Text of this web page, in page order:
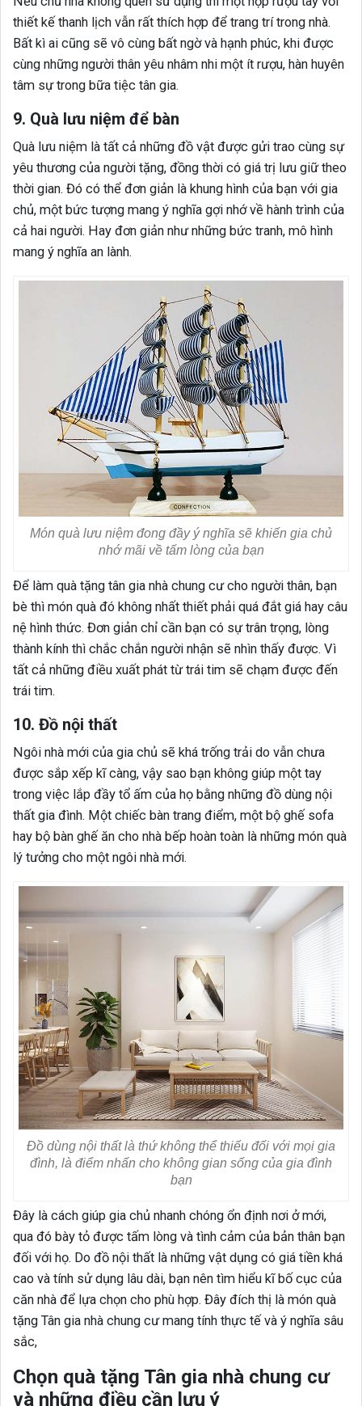
thiết kế thanh lịch vẫn rất thích hợp để trang trí trong nhà.
Bất kì ai cũng sẽ vô cùng bất ngờ và hạnh phúc, khi được
cùng những người thân yêu nhâm nhi một ít rượu, hàn huyên
tâm sự trong bữa tiệc tân gia.
9. Quà lưu niệm để bàn
Quà lưu niệm là tất cả những đồ vật được gửi trao cùng sự
yêu thương của người tặng, đồng thời có giá trị lưu giữ theo
thời gian. Đó có thể đơn giản là khung hình của bạn với gia
chủ, một bức tượng mang ý nghĩa gợi nhớ về hành trình của
cả hai người. Hay đơn giản như những bức tranh, mô hình
mang ý nghĩa an lành.
Món quà lưu niệm đong đầy ý nghĩa sẽ khiến gia chủ
nhớ mãi về tấm lòng của bạn
Để làm quà tặng tân gia nhà chung cư cho người thân, bạn
bè thì món quà đó không nhất thiết phải quá đắt giá hay câu
nệ hình thức. Đơn giản chỉ cần bạn có sự trân trọng, lòng
thành kính thì chắc chắn người nhận sẽ nhìn thấy được. Vì
tất cả những điều xuất phát từ trái tim sẽ chạm được đến
trái tim.
10. Đồ nội thất
Ngôi nhà mới của gia chủ sẽ khá trống trải do vẫn chưa
được sắp xếp kĩ càng, vậy sao bạn không giúp một tay
trong việc lắp đầy tổ ấm của họ bằng những đồ dùng nội
thất gia đình. Một chiếc bàn trang điểm, một bộ ghế sofa
hay bộ bàn ghế ăn cho nhà bếp hoàn toàn là những món quà
lý tưởng cho một ngôi nhà mới.
Đồ dùng nội thất là thứ không thể thiếu đối với mọi gia
đình, là điểm nhấn cho không gian sống của gia đình
bạn
Đây là cách giúp gia chủ nhanh chóng ổn định nơi ở mới,
qua đó bày tỏ được tấm lòng và tình cảm của bản thân bạn
đối với họ. Do đồ nội thất là những vật dụng có giá tiền khá
cao và tính sử dụng lâu dài, bạn nên tìm hiểu kĩ bố cục của
căn nhà để lựa chọn cho phù hợp. Đây đích thị là món quà
tặng Tân gia nhà chung cư mang tính thực tế và ý nghĩa sâu
sắc,
Chọn quà tặng Tân gia nhà chung cư
và những điều cần lưu ý